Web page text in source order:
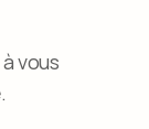
vous